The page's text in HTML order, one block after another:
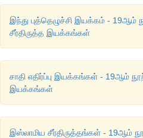
இந்து புத்தெழுச்சி இயக்கம் - 19ஆம்
சீர்திருத்த இயக்கங்கள்
சாதி எதிர்ப்பு இயக்கங்கள் - 19ஆம்
இயக்கங்கள்
இஸ்லாமிய சீர்திருத்தங்கள் - 19ஆம்